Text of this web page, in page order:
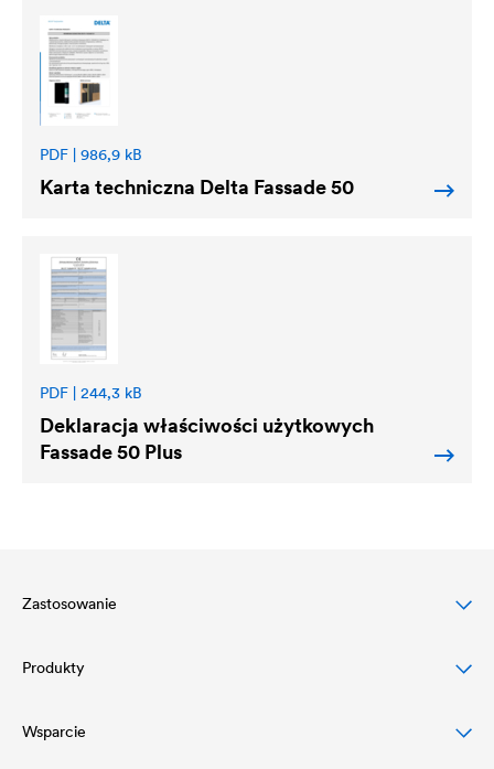
PDF | 986,9 kB
Karta techniczna Delta Fassade 50
PDF | 244,3 kB
Deklaracja właściwości użytkowych
Fassade 50 Plus
Zastosowanie
Ochrona dachów skośnych
Ochrona elewacji budynków
Produkty
Membrany dachowe
Wsparcie